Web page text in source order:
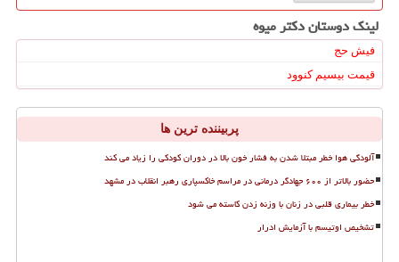
لینک دوستان دكتر میوه
فیش حج
قیمت بیسیم کنوود
پربیننده ترین ها
آلودگی هوا خطر مبتلا شدن به فشار خون بالا در دوران کودکی را زیاد می کند
حضور بالاتر از ۶۰۰ جهادگر درمانی در مراسم خاکسپاری رهبر انقلاب در مشهد
خطر بیماری قلبی در زنان با وزنه زدن کاسته می شود
تشخیص اوتیسم با آزمایش ادرار